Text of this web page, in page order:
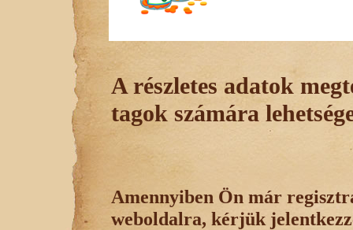
A részletes adatok
tagok számára
Amennyiben Ön már
weboldalra, kérjük